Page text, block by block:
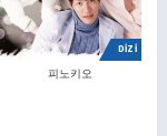
DİZİ
피노키오